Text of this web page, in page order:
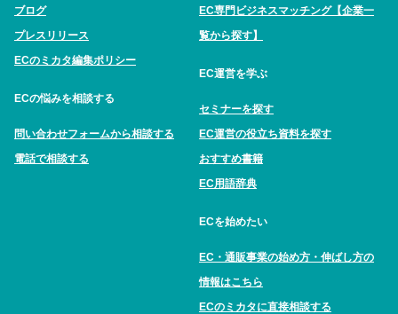
ブログ
プレスリリース
ECのミカタ編集ポリシー
ECの悩みを相談する
問い合わせフォームから相談する
電話で相談する
EC専門ビジネスマッチング【企業一
覧から探す】
EC運営を学ぶ
セミナーを探す
EC運営の役立ち資料を探す
おすすめ書籍
EC用語辞典
ECを始めたい
EC・通販事業の始め方・伸ばし方の
情報はこちら
ECのミカタに直接相談する